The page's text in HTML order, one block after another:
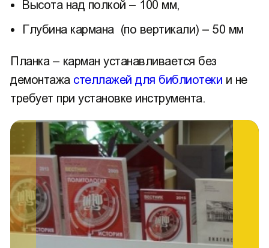
Высота над полкой – 100 мм,
Глубина кармана (по вертикали) – 50 мм
Планка – карман устанавливается без
демонтажа стеллажей для библиотеки и не
требует при установке инструмента.